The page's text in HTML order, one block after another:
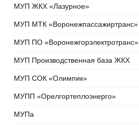
МУП ЖКХ «Лазурное»
МУП МТК «Воронежпассажиртранс»
МУП ПО «Воронежгорэлектротранс»
МУП Производственная база ЖКХ
МУП СОК «Олимпик»
МУПП «Орелгортеплоэнерго»
МУПа